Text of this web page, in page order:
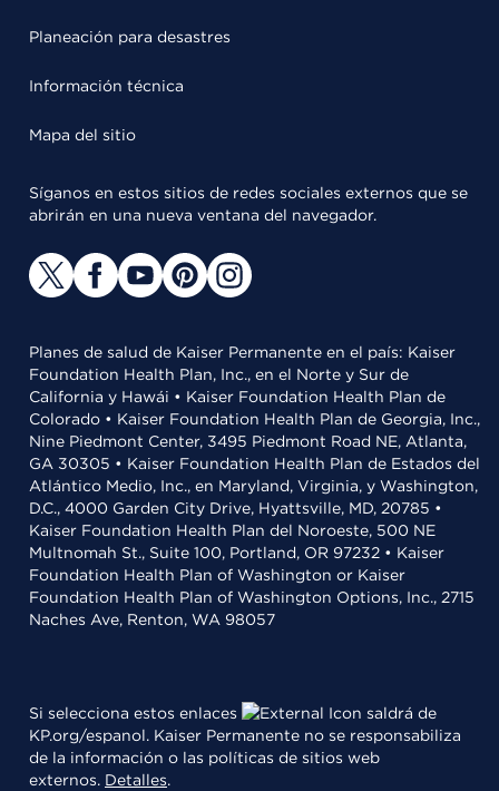
Planeación para desastres
Información técnica
Mapa del sitio
Síganos en estos sitios de redes sociales externos que se
abrirán en una nueva ventana del navegador.
Planes de salud de Kaiser Permanente en el país: Kaiser
Foundation Health Plan, Inc., en el Norte y Sur de
California y Hawái • Kaiser Foundation Health Plan de
Colorado • Kaiser Foundation Health Plan de Georgia, Inc.,
Nine Piedmont Center, 3495 Piedmont Road NE, Atlanta,
GA 30305 • Kaiser Foundation Health Plan de Estados del
Atlántico Medio, Inc., en Maryland, Virginia, y Washington,
D.C., 4000 Garden City Drive, Hyattsville, MD, 20785 •
Kaiser Foundation Health Plan del Noroeste, 500 NE
Multnomah St., Suite 100, Portland, OR 97232 • Kaiser
Foundation Health Plan of Washington or Kaiser
Foundation Health Plan of Washington Options, Inc., 2715
Naches Ave, Renton, WA 98057
Si selecciona estos enlaces
saldrá de
KP.org/espanol. Kaiser Permanente no se responsabiliza
de la información o las políticas de sitios web
externos. Detalles.